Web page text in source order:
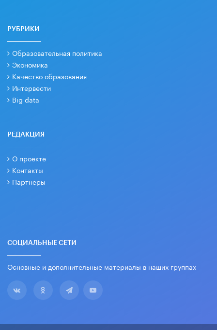
РУБРИКИ
Образовательная политика
Экономика
Качество образования
Интервести
Big data
РЕДАКЦИЯ
О проекте
Контакты
Партнеры
СОЦИАЛЬНЫЕ СЕТИ
Основные и дополнительные материалы в наших группах